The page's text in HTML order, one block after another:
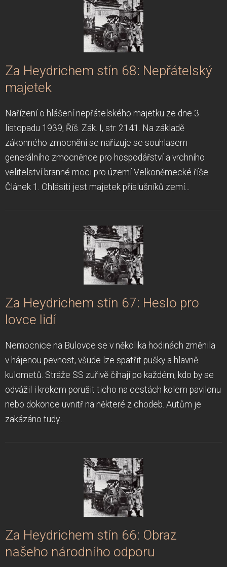
Za Heydrichem stín 68: Nepřátelský
majetek
Nařízení o hlášení nepřátelského majetku ze dne 3.
listopadu 1939, Říš. Zák. I, str. 2141. Na základě
zákonného zmocnění se nařizuje se souhlasem
generálního zmocněnce pro hospodářství a vrchního
velitelství branné moci pro území Velkoněmecké říše:
Článek 1. Ohlásiti jest majetek příslušníků zemí...
Za Heydrichem stín 67: Heslo pro
lovce lidí
Nemocnice na Bulovce se v několika hodinách změnila
v hájenou pevnost, všude lze spatřit pušky a hlavně
kulometů. Stráže SS zuřivě číhají po každém, kdo by se
odvážil i krokem porušit ticho na cestách kolem pavilonu
nebo dokonce uvnitř na některé z chodeb. Autům je
zakázáno tudy...
Za Heydrichem stín 66: Obraz
našeho národního odporu